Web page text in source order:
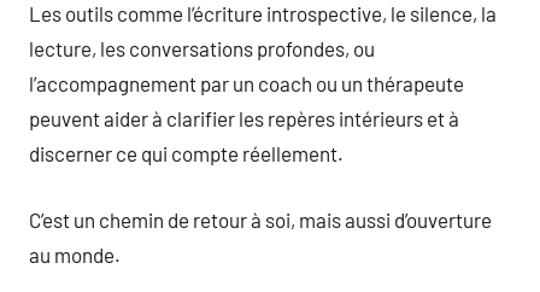
Les outils comme l’écriture introspective, le silence, la
lecture, les conversations profondes, ou
l’accompagnement par un coach ou un thérapeute
peuvent aider à clarifier les repères intérieurs et à
discerner ce qui compte réellement.
C’est un chemin de retour à soi, mais aussi d’ouverture
au monde.